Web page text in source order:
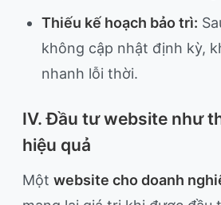
Thiếu kế hoạch bảo trì:
không cập nhật định kỳ,
nhanh lỗi thời.
IV. Đầu tư website như
hiệu quả
Một website cho doanh